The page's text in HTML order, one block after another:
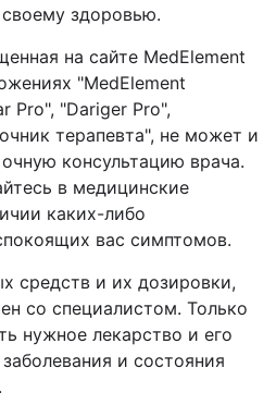
здоровью.
на сайте MedElement
"MedElement
Pro", "Dariger Pro",
терапевта", не может и
консультацию врача.
в медицинские
каких-либо
вас симптомов.
средств и их дозировки,
со специалистом. Только
нужное лекарство и его
и состояния